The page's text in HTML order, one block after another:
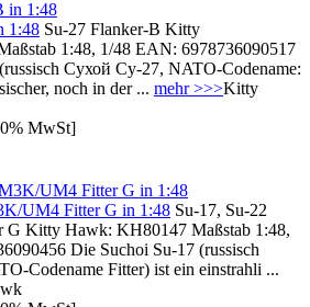
1:48 Su-27 Flanker-B Kitty
1:48, 1/48 EAN: 6978736090517
Сухой Су-27, NATO-Codename:
noch in der ... mehr >>>Kitty
MwSt]
UM4 Fitter G in 1:48 Su-17, Su-22
Kitty Hawk: KH80147 Maßstab 1:48,
Die Suchoi Su-17 (russisch
Codename Fitter) ist ein einstrahli ...